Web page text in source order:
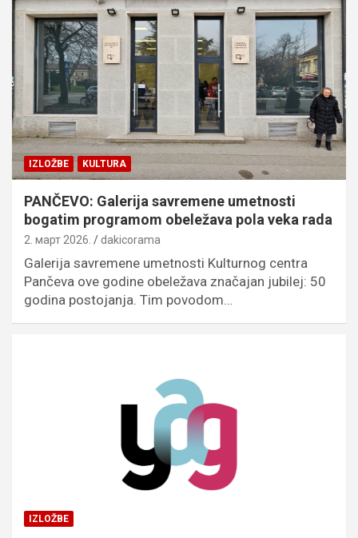
IZLOŽBE KULTURA
PANČEVO: Galerija savremene umetnosti
bogatim programom obeležava pola veka rada
2. март 2026. dakicorama
Galerija savremene umetnosti Kulturnog centra
Pančeva ove godine obeležava značajan jubilej: 50
godina postojanja. Tim povodom…
IZLOŽBE